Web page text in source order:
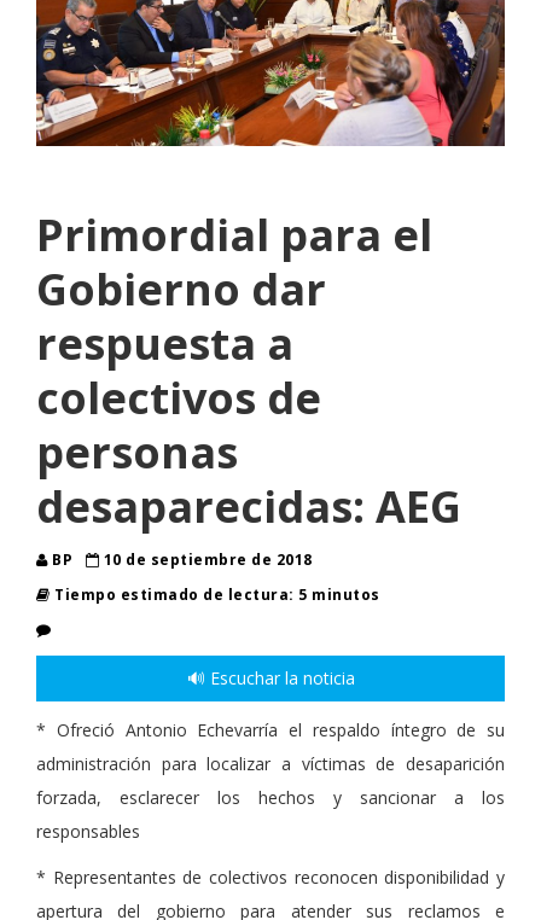
Primordial para el
Gobierno dar
respuesta a
colectivos de
personas
desaparecidas: AEG
BP
10 de septiembre de 2018
Tiempo estimado de lectura: 5 minutos
🔊 Escuchar la noticia
* Ofreció Antonio Echevarría el respaldo íntegro de su
administración para localizar a víctimas de desaparición
forzada, esclarecer los hechos y sancionar a los
responsables
* Representantes de colectivos reconocen disponibilidad y
apertura del gobierno para atender sus reclamos e